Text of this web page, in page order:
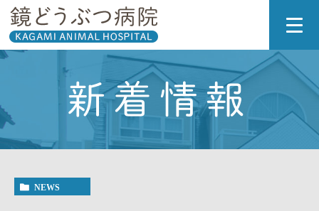
新着情報
NEWS